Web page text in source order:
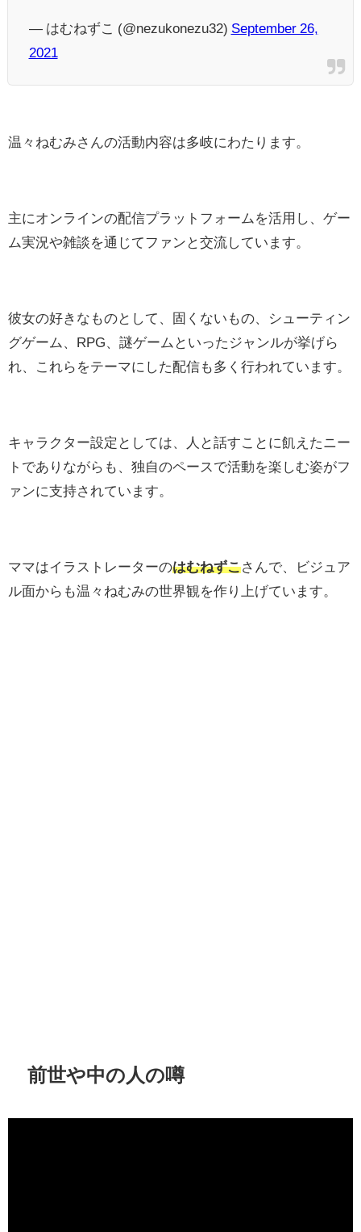
— はむねずこ (@nezukonezu32) September 26,
2021
温々ねむみさんの活動内容は多岐にわたります。
主にオンラインの配信プラットフォームを活用し、ゲー
ム実況や雑談を通じてファンと交流しています。
彼女の好きなものとして、固くないもの、シューティン
グゲーム、RPG、謎ゲームといったジャンルが挙げら
れ、これらをテーマにした配信も多く行われています。
キャラクター設定としては、人と話すことに飢えたニー
トでありながらも、独自のペースで活動を楽しむ姿がフ
ァンに支持されています。
ママはイラストレーターのはむねずこさんで、ビジュア
ル面からも温々ねむみの世界観を作り上げています。
前世や中の人の噂